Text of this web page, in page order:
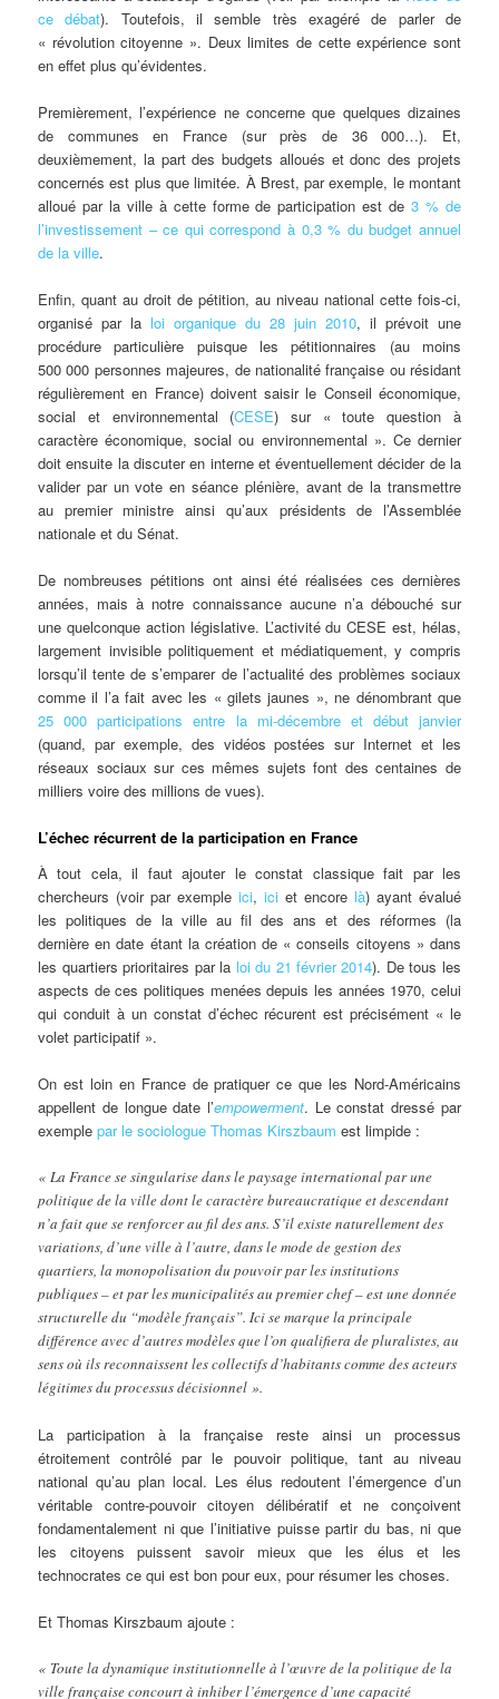
ce débat). Toutefois, il semble très exagéré de parler de
« révolution citoyenne ». Deux limites de cette expérience sont
en effet plus qu’évidentes.
Premièrement, l’expérience ne concerne que quelques dizaines
de communes en France (sur près de 36 000…). Et,
deuxièmement, la part des budgets alloués et donc des projets
concernés est plus que limitée. À Brest, par exemple, le montant
alloué par la ville à cette forme de participation est de3 % de
l’investissement – ce qui correspond à 0,3 % du budget annuel
de la ville.
Enfin, quant au droit de pétition, au niveau national cette fois-ci,
organisé par laloi organique du 28 juin 2010, il prévoit une
procédure particulière puisque les pétitionnaires (au moins
500 000 personnes majeures, de nationalité française ou résidant
régulièrement en France) doivent saisir le Conseil économique,
social et environnemental (CESE) sur « toute question à
caractère économique, social ou environnemental ». Ce dernier
doit ensuite la discuter en interne et éventuellement décider de la
valider par un vote en séance plénière, avant de la transmettre
au premier ministre ainsi qu’aux présidents de l’Assemblée
nationale et du Sénat.
De nombreuses pétitions ont ainsi été réalisées ces dernières
années, mais à notre connaissance aucune n’a débouché sur
une quelconque action législative. L’activité du CESE est, hélas,
largement invisible politiquement et médiatiquement, y compris
lorsqu’il tente de s’emparer de l’actualité des problèmes sociaux
comme il l’a fait avec les « gilets jaunes », ne dénombrant que
25 000 participations entre la mi-décembre et début janvier
(quand, par exemple, des vidéos postées sur Internet et les
réseaux sociaux sur ces mêmes sujets font des centaines de
milliers voire des millions de vues).
L’échec récurrent de la participation en France
À tout cela, il faut ajouter le constat classique fait par les
chercheurs (voir par exempleici,ici et encore là) ayant évalué
les politiques de la ville au fil des ans et des réformes (la
dernière en date étant la création de « conseils citoyens » dans
les quartiers prioritaires par la loi du 21 février 2014). De tous les
aspects de ces politiques menées depuis les années 1970, celui
qui conduit à un constat d’échec récurent est précisément « le
volet participatif ».
On est loin en France de pratiquer ce que les Nord-Américains
appellent de longue date l’empowerment. Le constat dressé par
exemplepar le sociologue Thomas Kirszbaum est limpide :
« La France se singularise dans le paysage international par une
politique de la ville dont le caractère bureaucratique et descendant
n’a fait que se renforcer au fil des ans. S’il existe naturellement des
variations, d’une ville à l’autre, dans le mode de gestion des
quartiers, la monopolisation du pouvoir par les institutions
publiques – et par les municipalités au premier chef – est une donnée
structurelle du “modèle français”. Ici se marque la principale
différence avec d’autres modèles que l’on qualifiera de pluralistes, au
sens où ils reconnaissent les collectifs d’habitants comme des acteurs
légitimes du processus décisionnel ».
La participation à la française reste ainsi un processus
étroitement contrôlé par le pouvoir politique, tant au niveau
national qu’au plan local. Les élus redoutent l’émergence d’un
véritable contre-pouvoir citoyen délibératif et ne conçoivent
fondamentalement ni que l’initiative puisse partir du bas, ni que
les citoyens puissent savoir mieux que les élus et les
technocrates ce qui est bon pour eux, pour résumer les choses.
Et Thomas Kirszbaum ajoute :
« Toute la dynamique institutionnelle à l’œuvre de la politique de la
ville française concourt à inhiber l’émergence d’une capacité